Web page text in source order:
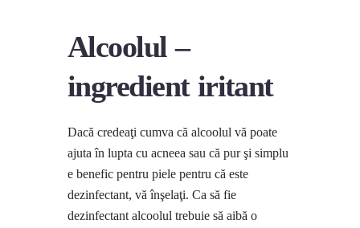
Alcoolul –
ingredient iritant
Dacă credeaţi cumva că alcoolul vă poate
ajuta în lupta cu acneea sau că pur şi simplu
e benefic pentru piele pentru că este
dezinfectant, vă înşelaţi. Ca să fie
dezinfectant alcoolul trebuie să aibă o